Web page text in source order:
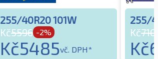
255/40R20 101W
Kč5596 -2%
Kč5485vč. DPH*
255/
Kč7104
Kč